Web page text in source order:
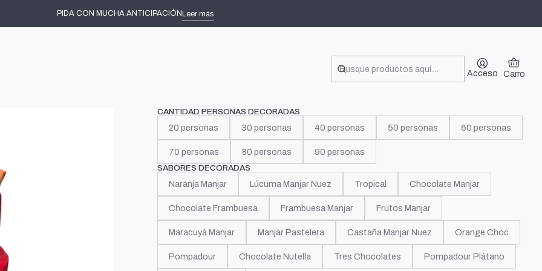
Acceso Carro
PIDA CON MUCHA ANTICIPACIÓNLeer más
Inicio Tortas decoradas Niñas McDonalds
CANTIDAD PERSONAS DECORADAS
20 personas 30 personas 40 personas 50 personas 60 personas
70 personas 80 personas 90 personas
SABORES DECORADAS
Naranja Manjar Lúcuma Manjar Nuez Tropical Chocolate Manjar
Chocolate Frambuesa Frambuesa Manjar Frutos Manjar
Maracuyá Manjar Manjar Pastelera Castaña Manjar Nuez Orange Choc
Pompadour Chocolate Nutella Tres Chocolates Pompadour Plátano